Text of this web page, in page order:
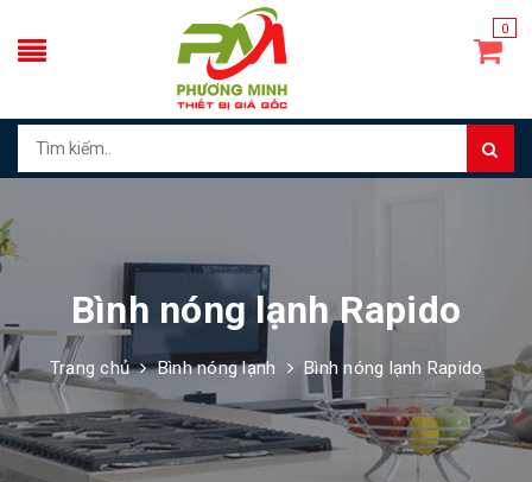
0
Bình nóng lạnh Rapido
Trang chủ Bình nóng lạnh Bình nóng lạnh Rapido